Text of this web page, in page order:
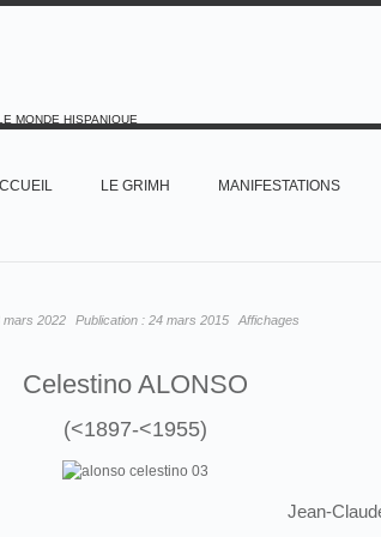
MONDE HISPANIQUE
LE GRIMH MANIFESTATIONS
mars 2022 Publication : 24 mars 2015
Affichages
Celestino ALONSO
(<1897-<1955)
Jean-